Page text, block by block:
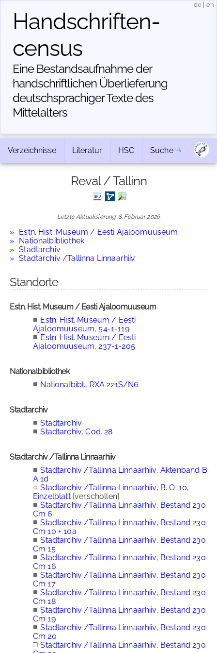
Handschriften­
census
Eine Bestandsaufnahme der
handschriftlichen Über­lieferung
deutschsprachiger Texte des
Mittelalters
de en
Verzeichnisse Literatur HSC Suche
Reval / Tallinn
Letzte Aktualisierung: 8. Februar 2026
Estn. Hist. Museum / Eesti Ajaloomuuseum
Nationalbibliothek
Stadtarchiv
Stadtarchiv /Tallinna Linnaarhiiv
Standorte
Estn. Hist. Museum / Eesti Ajaloomuuseum
■ Estn. Hist. Museum / Eesti
Ajaloomuuseum, 54-1-119
■ Estn. Hist. Museum / Eesti
Ajaloomuuseum, 237-1-205
Nationalbibliothek
■ Nationalbibl., RXA 221S/N6
Stadtarchiv
■ Stadtarchiv
■ Stadtarchiv, Cod. 28
Stadtarchiv /Tallinna Linnaarhiiv
■ Stadtarchiv /Tallinna Linnaarhiiv, Aktenband B
A 1d
○ Stadtarchiv /Tallinna Linnaarhiiv, B. O. 10,
Einzelblatt[verschollen]
■ Stadtarchiv /Tallinna Linnaarhiiv, Bestand 230
Cm 6
■ Stadtarchiv /Tallinna Linnaarhiiv, Bestand 230
Cm 10 + 10a
■ Stadtarchiv /Tallinna Linnaarhiiv, Bestand 230
Cm 15
■ Stadtarchiv /Tallinna Linnaarhiiv, Bestand 230
Cm 16
■ Stadtarchiv /Tallinna Linnaarhiiv, Bestand 230
Cm 17
■ Stadtarchiv /Tallinna Linnaarhiiv, Bestand 230
Cm 18
■ Stadtarchiv /Tallinna Linnaarhiiv, Bestand 230
Cm 19
■ Stadtarchiv /Tallinna Linnaarhiiv, Bestand 230
Cm 20
□ Stadtarchiv /Tallinna Linnaarhiiv, Bestand 230